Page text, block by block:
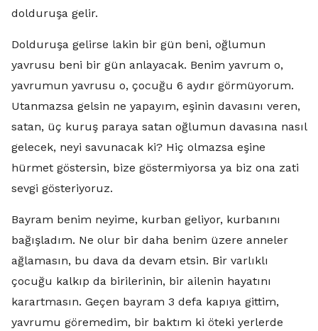
dolduruşa gelir.
Dolduruşa gelirse lakin bir gün beni, oğlumun
yavrusu beni bir gün anlayacak. Benim yavrum o,
yavrumun yavrusu o, çocuğu 6 aydır görmüyorum.
Utanmazsa gelsin ne yapayım, eşinin davasını veren,
satan, üç kuruş paraya satan oğlumun davasına nasıl
gelecek, neyi savunacak ki? Hiç olmazsa eşine
hürmet göstersin, bize göstermiyorsa ya biz ona zati
sevgi gösteriyoruz.
Bayram benim neyime, kurban geliyor, kurbanını
bağışladım. Ne olur bir daha benim üzere anneler
ağlamasın, bu dava da devam etsin. Bir varlıklı
çocuğu kalkıp da birilerinin, bir ailenin hayatını
karartmasın. Geçen bayram 3 defa kapıya gittim,
yavrumu göremedim, bir baktım ki öteki yerlerde